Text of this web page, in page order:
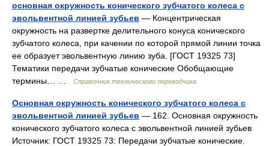
основная окружность конического зубчатого колеса с
эвольвентной линией зубьев — Концентрическая
окружность на развертке делительного конуса конического
зубчатого колеса, при качении по которой прямой линии точка
ее образует эвольвентную линию зуба. [ГОСТ 19325 73]
Тематики передачи зубчатые конические Обобщающие
термины… …
Справочник технического переводчика
Основная окружность конического зубчатого колеса с
эвольвентной линией зубьев — 162. Основная окружность
конического зубчатого колеса с эвольвентной линией зубьев
Источник: ГОСТ 19325 73: Передачи зубчатые конические.